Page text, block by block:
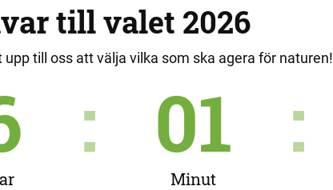
till valet 2026
till oss att välja vilka som ska agera för naturen!
: 01
Minut
: